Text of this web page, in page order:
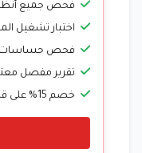
فحص جميع
اختبار تشغيل
فحص حساسات
تقرير مفصل
خصم 15% على قطع الغيار